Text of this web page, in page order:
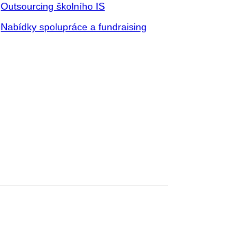
Outsourcing školního IS
Nabídky spolupráce a fundraising